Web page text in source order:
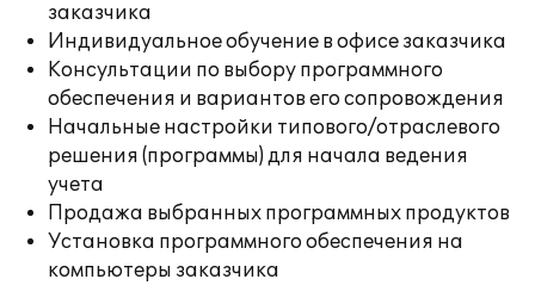
заказчика
Индивидуальное обучение в офисе заказчика
Консультации по выбору программного
обеспечения и вариантов его сопровождения
Начальные настройки типового/отраслевого
решения (программы) для начала ведения
учета
Продажа выбранных программных продуктов
Установка программного обеспечения на
компьютеры заказчика